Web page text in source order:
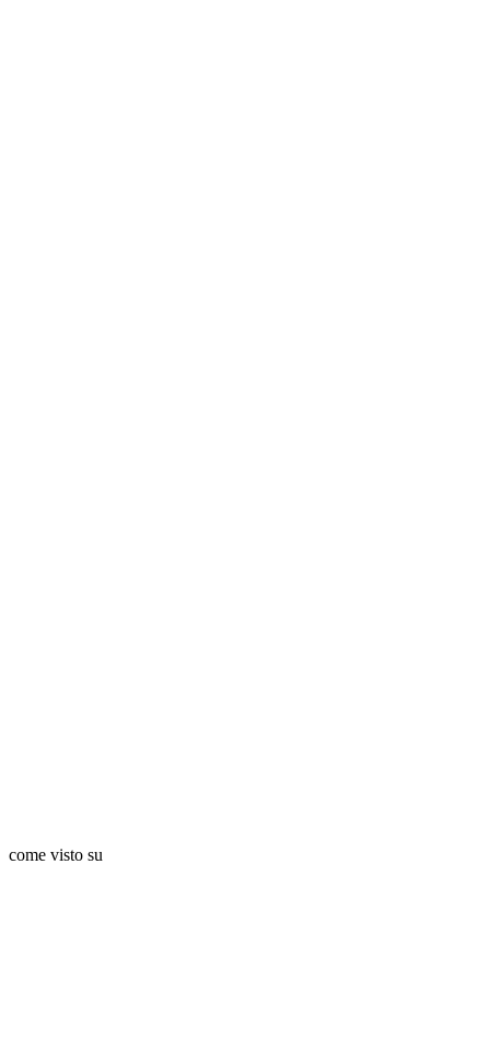
come visto su